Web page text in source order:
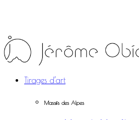
Tirages d’art
Massifs des Alpes